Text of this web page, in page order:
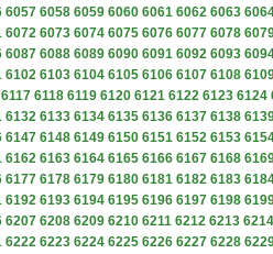
6057 6058 6059 6060 6061 6062 6063
6072 6073 6074 6075 6076 6077 6078
6087 6088 6089 6090 6091 6092 6093
6102 6103 6104 6105 6106 6107 6108
6117 6118 6119 6120 6121 6122 6123 6124
6132 6133 6134 6135 6136 6137 6138
6147 6148 6149 6150 6151 6152 6153
6162 6163 6164 6165 6166 6167 6168
6177 6178 6179 6180 6181 6182 6183
6192 6193 6194 6195 6196 6197 6198
6207 6208 6209 6210 6211 6212 6213 6214
6222 6223 6224 6225 6226 6227 6228